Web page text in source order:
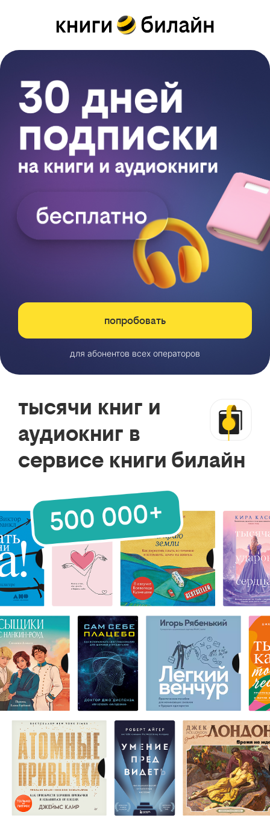
попробовать
для абонентов всех операторов
тысячи книг и
аудиокниг в
сервисе книги билайн